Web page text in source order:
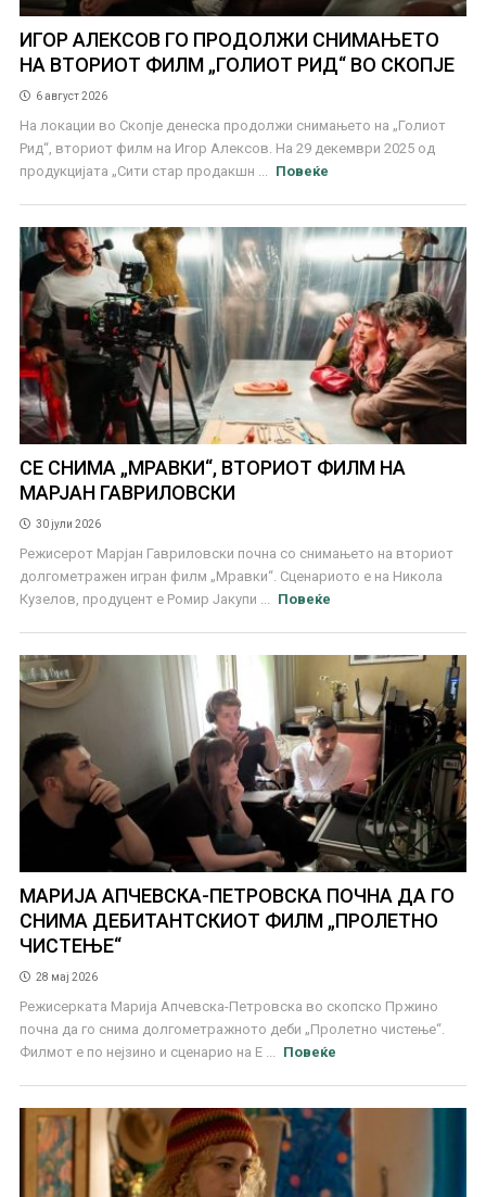
ИГОР АЛЕКСОВ ГО ПРОДОЛЖИ СНИМАЊЕТО
НА ВТОРИОТ ФИЛМ „ГОЛИОТ РИД“ ВО СКОПЈЕ
6 август 2026
На локации во Скопје денеска продолжи снимањето на „Голиот
Рид“, вториот филм на Игор Алексов. На 29 декември 2025 од
продукцијата „Сити стар продакшн ...
Повеќе
СЕ СНИМА „МРАВКИ“, ВТОРИОТ ФИЛМ НА
МАРЈАН ГАВРИЛОВСКИ
30 јули 2026
Режисерот Марјан Гавриловски почна со снимањето на вториот
долгометражен игран филм „Мравки“. Сценариото е на Никола
Кузелов, продуцент е Ромир Јакупи ...
Повеќе
МАРИЈА АПЧЕВСКА-ПЕТРОВСКА ПОЧНА ДА ГО
СНИМА ДЕБИТАНТСКИОТ ФИЛМ „ПРОЛЕТНО
ЧИСТЕЊЕ“
28 мај 2026
Режисерката Марија Апчевска-Петровска во скопско Пржино
почна да го снима долгометражното деби „Пролетно чистење“.
Филмот е по нејзино и сценарио на Е ...
Повеќе